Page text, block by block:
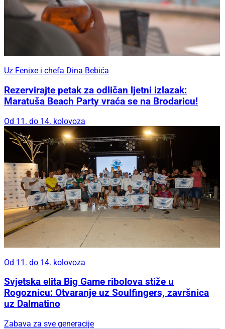
Uz Fenixe i chefa Dina Bebića
Rezervirajte petak za odličan ljetni izlazak:
Maratuša Beach Party vraća se na Brodaricu!
Od 11. do 14. kolovoza
Od 11. do 14. kolovoza
Svjetska elita Big Game ribolova stiže u
Rogoznicu: Otvaranje uz Soulfingers, završnica
uz Dalmatino
Zabava za sve generacije